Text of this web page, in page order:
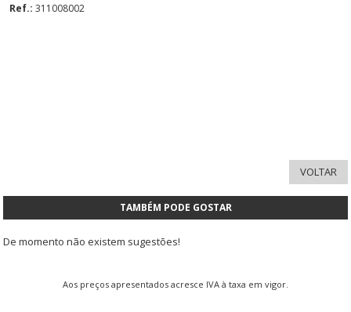
Ref.: 311008002
TAMBÉM PODE GOSTAR
De momento não existem sugestões!
Aos preços apresentados acresce IVA à taxa em vigor.